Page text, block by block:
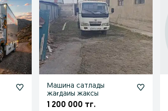
Машина сатлады
жағдаиы жаксы
1 200 000 тг.